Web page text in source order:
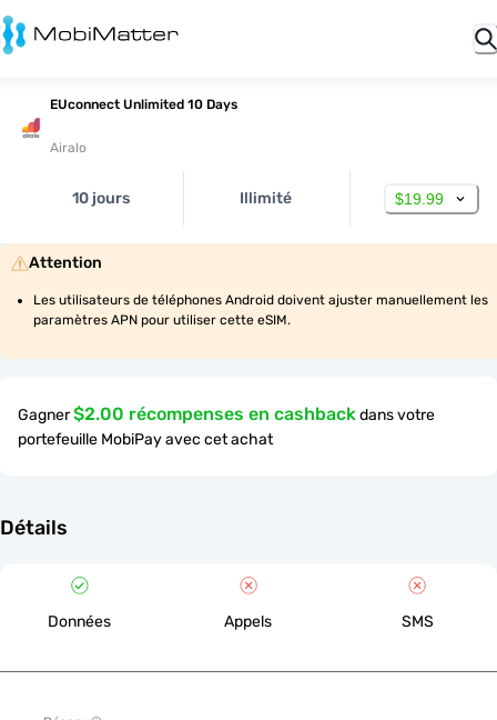
EUconnect Unlimited 10 Days
Airalo
10 jours Illimité $19.99
Attention
Les utilisateurs de téléphones Android doivent ajuster manuellement les
paramètres APN pour utiliser cette eSIM.
Gagner$2.00 récompenses en cashbackdans votre
portefeuille MobiPay avec cet achat
Détails
Données Appels SMS